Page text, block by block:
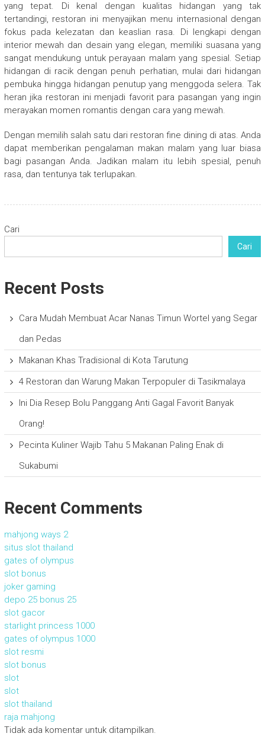
yang tepat. Di kenal dengan kualitas hidangan yang tak
tertandingi, restoran ini menyajikan menu internasional dengan
fokus pada kelezatan dan keaslian rasa. Di lengkapi dengan
interior mewah dan desain yang elegan, memiliki suasana yang
sangat mendukung untuk perayaan malam yang spesial. Setiap
hidangan di racik dengan penuh perhatian, mulai dari hidangan
pembuka hingga hidangan penutup yang menggoda selera. Tak
heran jika restoran ini menjadi favorit para pasangan yang ingin
merayakan momen romantis dengan cara yang mewah.
Dengan memilih salah satu dari restoran fine dining di atas. Anda
dapat memberikan pengalaman makan malam yang luar biasa
bagi pasangan Anda. Jadikan malam itu lebih spesial, penuh
rasa, dan tentunya tak terlupakan.
Cari
Cari
Recent Posts
Cara Mudah Membuat Acar Nanas Timun Wortel yang Segar
dan Pedas
Makanan Khas Tradisional di Kota Tarutung
4 Restoran dan Warung Makan Terpopuler di Tasikmalaya
Ini Dia Resep Bolu Panggang Anti Gagal Favorit Banyak
Orang!
Pecinta Kuliner Wajib Tahu 5 Makanan Paling Enak di
Sukabumi
Recent Comments
mahjong ways 2
situs slot thailand
gates of olympus
slot bonus
joker gaming
depo 25 bonus 25
slot gacor
starlight princess 1000
gates of olympus 1000
slot resmi
slot bonus
slot
slot
slot thailand
raja mahjong
Tidak ada komentar untuk ditampilkan.